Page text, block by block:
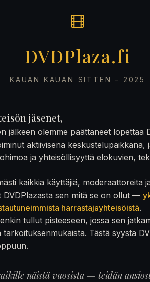
DVDPlaza.fi
KAUAN KAUAN SITTEN – 2025
jäsenet,
jälkeen olemme päättäneet lopettaa
aktiivisena keskustelupaikkana,
ja yhteisöllisyyttä elokuvien,
kaikkia käyttäjiä, moderaattoreita
sen mitä se on ollut —
harrastajayhteisöistä.
tullut pisteeseen, jossa sen
tarkoituksenmukaista. Tästä syystä
näistä vuosista — teidän